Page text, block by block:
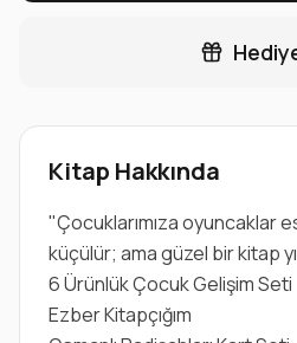
Kitap Hakkında
"Çocuklarımıza oyuncaklar
küçülür; ama güzel bir kitap
6 Ürünlük Çocuk Gelişim Seti
Ezber Kitapçığım